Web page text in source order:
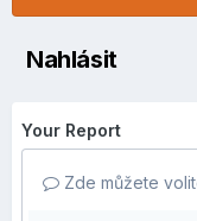
Nahlásit
Your Report
Zde můžete